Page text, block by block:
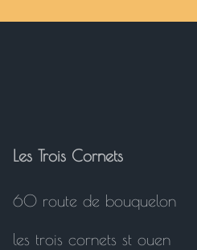
Les Trois Cornets
60 route de bouquelon
les trois cornets st ouen